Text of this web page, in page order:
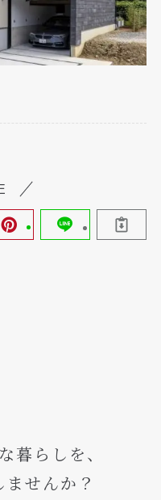
暮らしを、
せんか？